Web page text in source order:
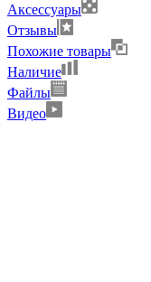
Аксессуары
Отзывы
Похожие товары
Наличие
Файлы
Видео